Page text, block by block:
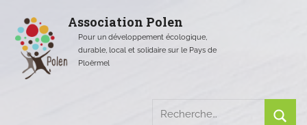
contenu
Association Polen
Pour un développement écologique,
durable, local et solidaire sur le Pays de
Ploërmel
Recherche